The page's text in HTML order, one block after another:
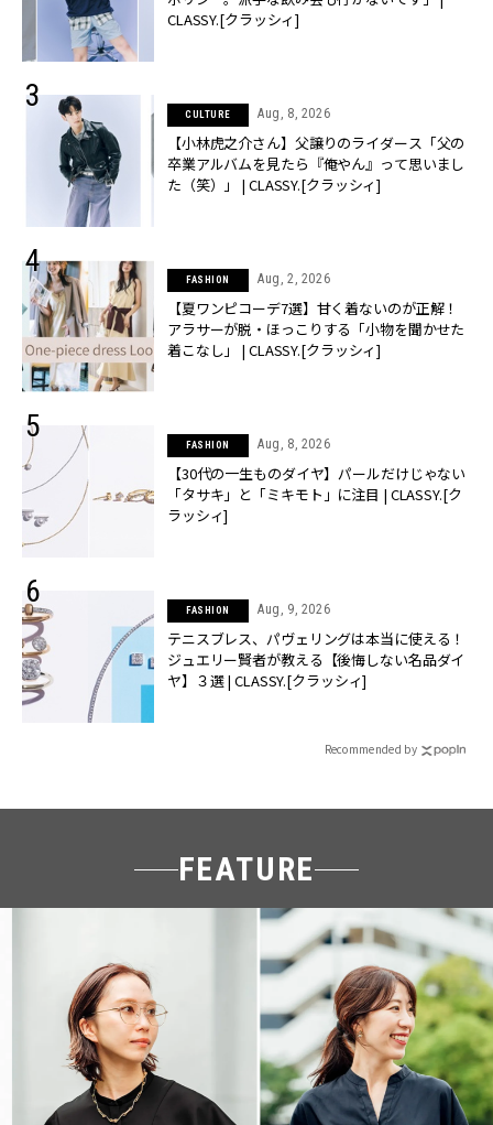
CLASSY.[クラッシィ]
CULTURE Aug, 8, 2026
【小林虎之介さん】父譲りのライダース「父の
卒業アルバムを見たら『俺やん』って思いまし
た（笑）」 | CLASSY.[クラッシィ]
FASHION Aug, 2, 2026
【夏ワンピコーデ7選】甘く着ないのが正解！
アラサーが脱・ほっこりする「小物を聞かせた
着こなし」 | CLASSY.[クラッシィ]
FASHION Aug, 8, 2026
【30代の一生ものダイヤ】パールだけじゃない
「タサキ」と「ミキモト」に注目 | CLASSY.[ク
ラッシィ]
FASHION Aug, 9, 2026
テニスブレス、パヴェリングは本当に使える！
ジュエリー賢者が教える【後悔しない名品ダイ
ヤ】３選 | CLASSY.[クラッシィ]
Recommended by
FEATURE